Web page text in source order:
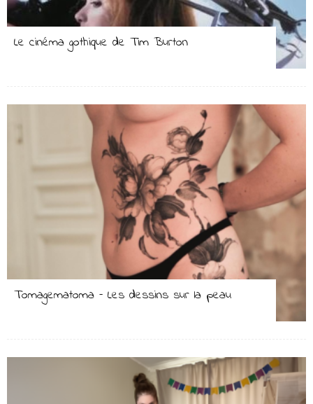
Le cinéma gothique de Tim Burton
Tomagematoma – Les dessins sur la peau